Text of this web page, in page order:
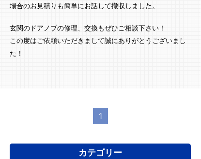
場合のお見積りも簡単にお話して撤収しました。
玄関のドアノブの修理、交換もぜひご相談下さい！
この度はご依頼いただきまして誠にありがとうございまし
た！
1
カテゴリー